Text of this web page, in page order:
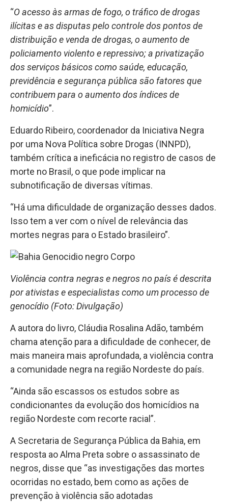
“O acesso às armas de fogo, o tráfico de drogas
ilícitas e as disputas pelo controle dos pontos de
distribuição e venda de drogas, o aumento de
policiamento violento e repressivo; a privatização
dos serviços básicos como saúde, educação,
previdência e segurança pública são fatores que
contribuem para o aumento dos índices de
homicídio”.
Eduardo Ribeiro, coordenador da Iniciativa Negra
por uma Nova Política sobre Drogas (INNPD),
também crítica a ineficácia no registro de casos de
morte no Brasil, o que pode implicar na
subnotificação de diversas vítimas.
“Há uma dificuldade de organização desses dados.
Isso tem a ver com o nível de relevância das
mortes negras para o Estado brasileiro”.
Violência contra negras e negros no país é descrita
por ativistas e especialistas como um processo de
genocídio (Foto: Divulgação)
A autora do livro, Cláudia Rosalina Adão, também
chama atenção para a dificuldade de conhecer, de
mais maneira mais aprofundada, a violência contra
a comunidade negra na região Nordeste do país.
“Ainda são escassos os estudos sobre as
condicionantes da evolução dos homicídios na
região Nordeste com recorte racial”.
A Secretaria de Segurança Pública da Bahia, em
resposta ao Alma Preta sobre o assassinato de
negros, disse que “as investigações das mortes
ocorridas no estado, bem como as ações de
prevenção à violência são adotadas